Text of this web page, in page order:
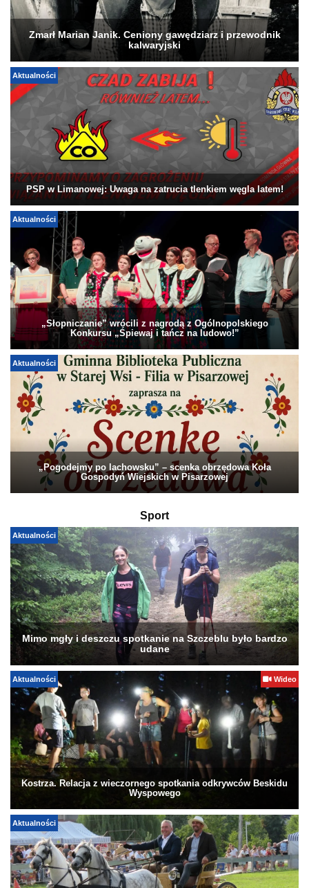
Zmarł Marian Janik. Ceniony gawędziarz i przewodnik
kalwaryjski
Aktualności
PSP w Limanowej: Uwaga na zatrucia tlenkiem węgla latem!
Aktualności
„Słopniczanie” wrócili z nagrodą z Ogólnopolskiego
Konkursu „Śpiewaj i tańcz na ludowo!”
Aktualności
„Pogodejmy po lachowsku” – scenka obrzędowa Koła
Gospodyń Wiejskich w Pisarzowej
Sport
Aktualności
Mimo mgły i deszczu spotkanie na Szczeblu było bardzo
udane
Aktualności Wideo
Kostrza. Relacja z wieczornego spotkania odkrywców Beskidu
Wyspowego
Aktualności